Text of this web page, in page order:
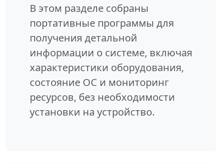
В этом разделе собраны
портативные программы для
получения детальной
информации о системе, включая
характеристики оборудования,
состояние ОС и мониторинг
ресурсов, без необходимости
установки на устройство.